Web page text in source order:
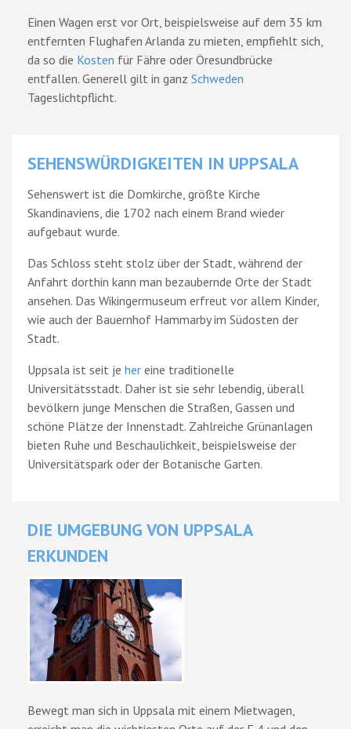
Einen Wagen erst vor Ort, beispielsweise auf dem 35 km
entfernten Flughafen Arlanda zu mieten, empfiehlt sich,
da so die Kosten für Fähre oder Öresundbrücke
entfallen. Generell gilt in ganz Schweden
Tageslichtpflicht.
SEHENSWÜRDIGKEITEN IN UPPSALA
Sehenswert ist die Domkirche, größte Kirche
Skandinaviens, die 1702 nach einem Brand wieder
aufgebaut wurde.
Das Schloss steht stolz über der Stadt, während der
Anfahrt dorthin kann man bezaubernde Orte der Stadt
ansehen. Das Wikingermuseum erfreut vor allem Kinder,
wie auch der Bauernhof Hammarby im Südosten der
Stadt.
Uppsala ist seit je her eine traditionelle
Universitätsstadt. Daher ist sie sehr lebendig, überall
bevölkern junge Menschen die Straßen, Gassen und
schöne Plätze der Innenstadt. Zahlreiche Grünanlagen
bieten Ruhe und Beschaulichkeit, beispielsweise der
Universitätspark oder der Botanische Garten.
DIE UMGEBUNG VON UPPSALA
ERKUNDEN
Bewegt man sich in Uppsala mit einem Mietwagen,